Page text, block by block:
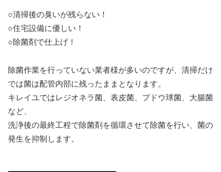
○清掃後の臭いが残らない！
○住宅設備に優しい！
○除菌剤で仕上げ！
除菌作業を行っていない業者様が多いのですが、清掃だけ
では菌は配管内部に残ったままとなります。
キレイユではレジオネラ菌、表皮菌、ブドウ球菌、大腸菌
など、
洗浄後の最終工程で除菌剤を循環させて除菌を行い、菌の
発生を抑制します。